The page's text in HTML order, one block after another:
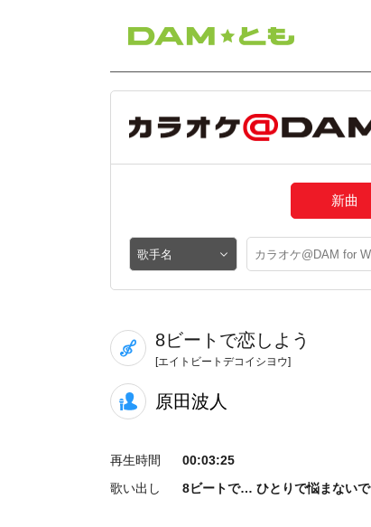
新曲
8ビートで恋しよう
[エイトビートデコイシヨウ]
原田波人
再生時間
00:03:25
歌い出し
8ビートで… ひとりで悩まないで